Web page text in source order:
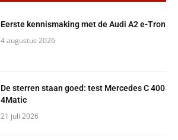
Eerste kennismaking met de Audi A2 e-Tron
4 augustus 2026
De sterren staan goed: test Mercedes C 400
4Matic
21 juli 2026